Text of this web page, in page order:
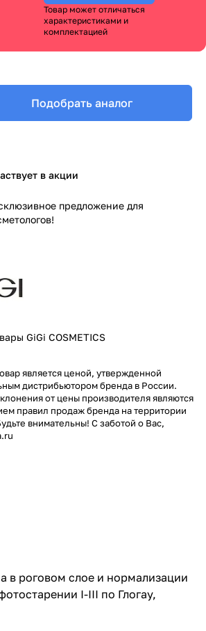
Товар может отличаться
характеристиками и
комплектацией
Подобрать аналог
в акции
предложение для
GiGi COSMETICS
является ценой, утвержденной
дистрибьютором бренда в России.
от цены производителя являются
правил продаж бренда на территории
внимательны! С заботой о Вас,
в роговом слое и нормализации
I-III по Глогау,